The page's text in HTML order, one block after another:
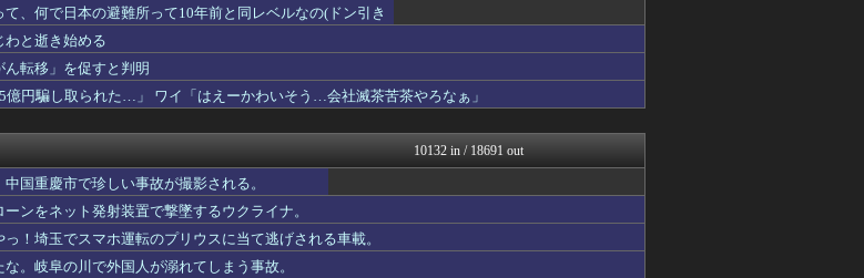
決算関連資料公開。ゲーム事業は...
2は喰種を超える事を意識して作ってるだけあ...
パチンコ・パチスロ.com
んがご結婚！おめでとうございます！
ウマ娘うまぴょい速報
びに「Ｂ専」と決めつけられる私。ちゃんと否...
年のアニメ放送当時を上回る
漫画まとめ速報
谷代表「新しい選択肢を」
日本第一！ニュース録
」って言うけど・・・
ぶる速-VIP
ヨナラホームランを被弾…泥沼の7連敗
なんじぇいスタジアム＠なん...
トはコチラ！！！
ROMれ！ペンギン(AKB...
合ったらｗｗｗｗｗｗｗｗｗｗｗwwww
ピンオフ作品、結局撮影中止が決定wwwww...
なんじぇいスタジアム＠なん...
入、それに対して子育て負担に苦しむ若手男性...
U-1 NEWS.
せ…【乃木坂46】
て、何で日本の避難所って10年前と同レベルなの(ドン引き
わと逝き始める
ん転移」を促すと判明
億円騙し取られた…」 ワイ「はえーかわいそう…会社滅茶苦茶やろなぁ」
10132 in / 18691 out
中国重慶市で珍しい事故が撮影される。
ーンをネット発射装置で撃墜するウクライナ。
っ！埼玉でスマホ運転のプリウスに当て逃げされる車載。
な。岐阜の川で外国人が溺れてしまう事故。